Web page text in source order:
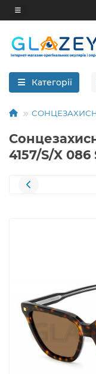
Категорії
4157/S/X 086